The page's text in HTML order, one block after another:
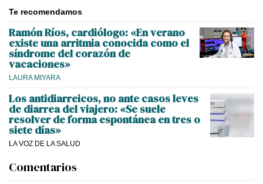
Te recomendamos
Ramón Ríos, cardiólogo: «En verano
existe una arritmia conocida como el
síndrome del corazón de
vacaciones»
LAURA MIYARA
Los antidiarreicos, no ante casos leves
de diarrea del viajero: «Se suele
resolver de forma espontánea en tres o
siete días»
LA VOZ DE LA SALUD
Comentarios